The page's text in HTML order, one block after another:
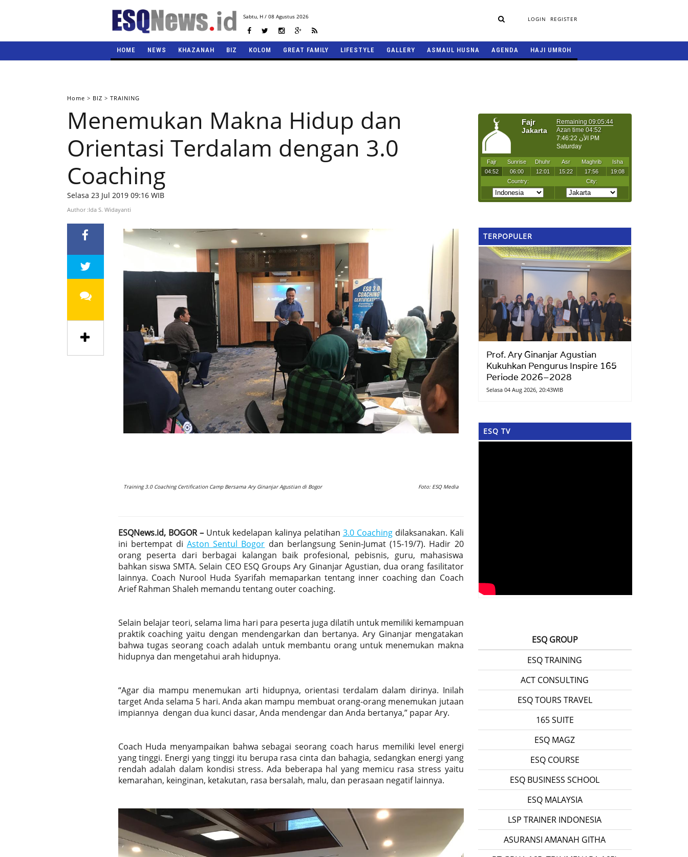
Sabtu,H / 08 Agustus 2026 LOGIN REGISTER
HOME NEWS KHAZANAH BIZ KOLOM GREAT FAMILY LIFESTYLE GALLERY ASMAUL HUSNA AGENDA HAJI UMROH
Home > BIZ > TRAINING
Menemukan Makna Hidup dan
Orientasi Terdalam dengan 3.0
Coaching
Selasa 23 Jul 2019 09:16 WIB
Author :Ida S. Widayanti
Training 3.0 Coaching Certification Camp Bersama Ary Ginanjar Agustian di Bogor Foto: ESQ Media
ESQNews.id, BOGOR –Untuk kedelapan kalinya pelatihan 3.0 Coachingdilaksanakan. Kali
ini bertempat diAston Sentul Bogor dan berlangsung Senin-Jumat (15-19/7). Hadir 20
orang peserta dari berbagai kalangan baik profesional, pebisnis, guru, mahasiswa
bahkan siswa SMTA. Selain CEO ESQ Groups Ary Ginanjar Agustian, dua orang fasilitator
lainnya. Coach Nurool Huda Syarifah memaparkan tentang inner coaching dan Coach
Arief Rahman Shaleh memandu tentang outer coaching.
Selain belajar teori, selama lima hari para peserta juga dilatih untuk memiliki kemampuan
praktik coaching yaitu dengan mendengarkan dan bertanya. Ary Ginanjar mengatakan
bahwa tugas seorang coach adalah untuk membantu orang untuk menemukan makna
hidupnya dan mengetahui arah hidupnya.
“Agar dia mampu menemukan arti hidupnya, orientasi terdalam dalam dirinya. Inilah
target Anda selama 5 hari. Anda akan mampu membuat orang-orang menemukan jutaan
impiannya dengan dua kunci dasar, Anda mendengar dan Anda bertanya,” papar Ary.
Coach Huda menyampaikan bahwa sebagai seorang coach harus memiliki level energi
yang tinggi. Energi yang tinggi itu berupa rasa cinta dan bahagia, sedangkan energi yang
rendah adalah dalam kondisi stress. Ada beberapa hal yang memicu rasa stress yaitu
kemarahan, keinginan, ketakutan, rasa bersalah, malu, dan perasaan negatif lainnya.
TERPOPULER
Prof. Ary Ginanjar Agustian
Kukuhkan Pengurus Inspire 165
Periode 2026–2028
Selasa 04 Aug 2026, 20:43WIB
ESQ TV
ESQ GROUP
ESQ TRAINING
ACT CONSULTING
ESQ TOURS TRAVEL
165 SUITE
ESQ MAGZ
ESQ COURSE
ESQ BUSINESS SCHOOL
ESQ MALAYSIA
LSP TRAINER INDONESIA
ASURANSI AMANAH GITHA